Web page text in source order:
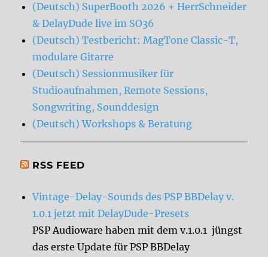
(Deutsch) SuperBooth 2026 + HerrSchneider
& DelayDude live im SO36
(Deutsch) Testbericht: MagTone Classic-T,
modulare Gitarre
(Deutsch) Sessionmusiker für
Studioaufnahmen, Remote Sessions,
Songwriting, Sounddesign
(Deutsch) Workshops & Beratung
RSS FEED
Vintage-Delay-Sounds des PSP BBDelay v.
1.0.1 jetzt mit DelayDude-Presets
PSP Audioware haben mit dem v.1.0.1 jüngst
das erste Update für PSP BBDelay